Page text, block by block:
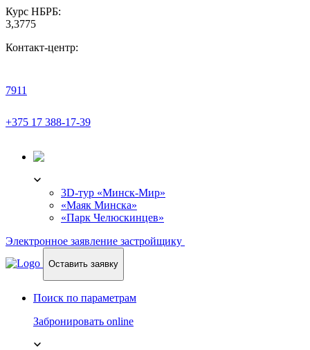
Курс НБРБ:
3,3775
Контакт-центр:
7911
+375 17 388-17-39
3D-тур «Минск-Мир»
«Маяк Минска»
«Парк Челюскинцев»
Электронное заявление застройщику
Оставить заявку
Поиск по параметрам
Забронировать online